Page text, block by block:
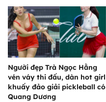
Người đẹp Trà Ngọc Hằng
vén váy thi đấu, dàn hot girl
khuấy đảo giải pickleball có
Quang Dương